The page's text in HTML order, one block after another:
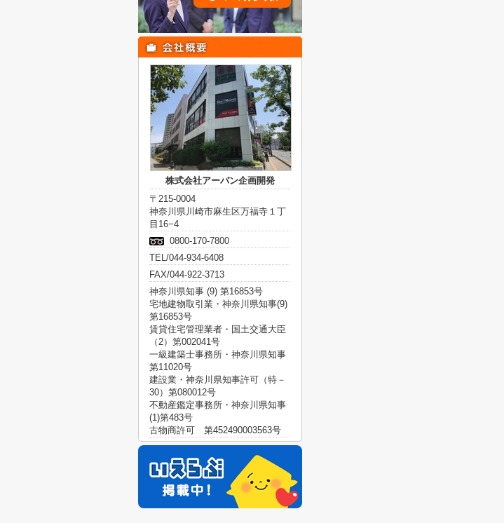
株式会社アーバン企画開発
〒215-0004
神奈川県川崎市麻生区万福寺１丁
目16−4
0800-170-7800
TEL/044-934-6408
FAX/044-922-3713
神奈川県知事 (9) 第16853号
宅地建物取引業・神奈川県知事(9)
第16853号
賃貸住宅管理業者・国土交通大臣
（2）第002041号
一級建築士事務所・神奈川県知事
第11020号
建設業・神奈川県知事許可（特－
30）第080012号
不動産鑑定事務所・神奈川県知事
(1)第483号
古物商許可 第452490003563号